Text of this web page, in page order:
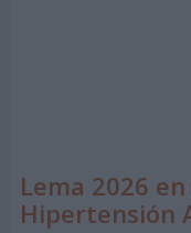
Lema 2026
Hipertensión